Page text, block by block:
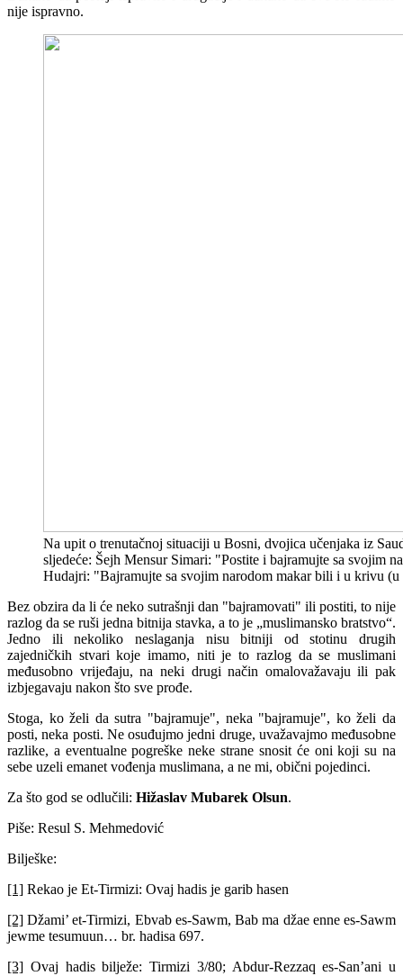
nije ispravno.
Na upit o trenutačnoj situaciji u Bosni, dvojica učenjaka iz
sljedeće: Šejh Mensur Simari: "Postite i bajramujte sa svojim
Hudajri: "Bajramujte sa svojim narodom makar bili i u krivu
Bez obzira da li će neko sutrašnji dan "bajramovati" ili postiti, to nije
razlog da se ruši jedna bitnija stavka, a to je „muslimansko bratstvo“.
Jedno ili nekoliko neslaganja nisu bitniji od stotinu drugih
zajedničkih stvari koje imamo, niti je to razlog da se muslimani
međusobno vrijeđaju, na neki drugi način omalovažavaju ili pak
izbjegavaju nakon što sve prođe.
Stoga, ko želi da sutra "bajramuje", neka "bajramuje", ko želi da
posti, neka posti. Ne osuđujmo jedni druge, uvažavajmo međusobne
razlike, a eventualne pogreške neke strane snosit će oni koji su na
sebe uzeli emanet vođenja muslimana, a ne mi, obični pojedinci.
Za što god se odlučili: Hižaslav Mubarek Olsun.
Piše: Resul S. Mehmedović
Bilješke:
[1] Rekao je Et-Tirmizi: Ovaj hadis je garib hasen
[2] Džami’ et-Tirmizi, Ebvab es-Sawm, Bab ma džae enne es-Sawm
jewme tesumuun… br. hadisa 697.
[3] Ovaj hadis bilježe: Tirmizi 3/80; Abdur-Rezzaq es-San’ani u